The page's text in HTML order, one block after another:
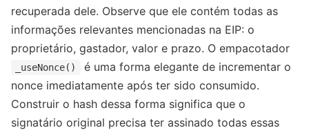
recuperada dele. Observe que ele contém todas as
informações relevantes mencionadas na EIP: o
proprietário, gastador, valor e prazo. O empacotador
_useNonce()
é uma forma elegante de incrementar o
nonce imediatamente após ter sido consumido.
Construir o hash dessa forma significa que o
signatário original precisa ter assinado todas essas